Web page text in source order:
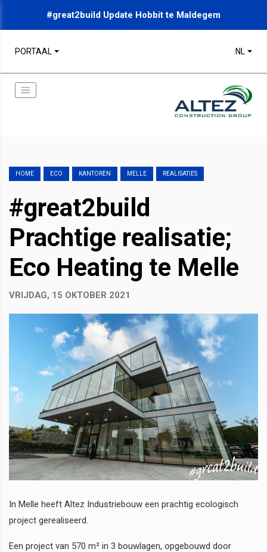
#great2build Update Hobbit te Maldegem
PORTAAL NL
HOME ECO KANTOREN MELLE REALISATIES
#great2build
Prachtige realisatie;
Eco Heating te Melle
VRIJDAG, 15 OKTOBER 2021
In Melle heeft Altez Industriebouw een prachtig ecologisch
project gerealiseerd.
Een project van 570 m² in 3 bouwlagen, opgebouwd door